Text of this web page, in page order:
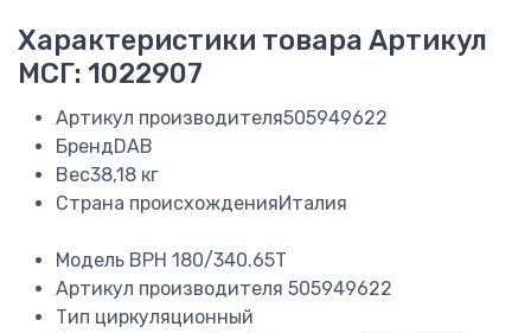
Характеристики товара Артикул
МСГ: 1022907
Артикул производителя505949622
БрендDAB
Вес38,18 кг
Страна происхожденияИталия
Модель BPH 180/340.65T
Артикул производителя 505949622
Тип циркуляционный